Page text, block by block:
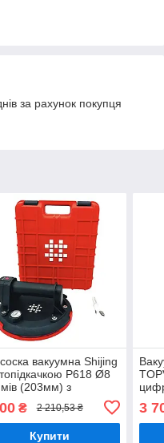
за рахунок покупця
вакуумна Shijing
P618 Ø8
(203мм) з
для гладкої
плитки,
₴ 2 210,53 ₴
Купити
3